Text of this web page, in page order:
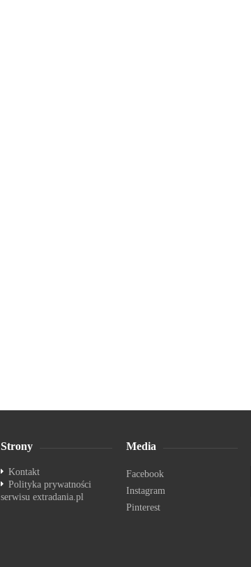
Strony
Kontakt
Polityka prywatności
serwisu extradania.pl
Media
Facebook
Instagram
Pinterest